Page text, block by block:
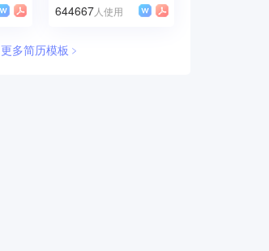
644667人使用
更多简历模板﹥